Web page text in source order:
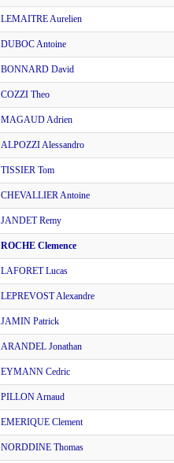
LEMAITRE Aurelien
DUBOC Antoine
BONNARD David
COZZI Theo
MAGAUD Adrien
ALPOZZI Alessandro
TISSIER Tom
CHEVALLIER Antoine
JANDET Remy
ROCHE Clemence
LAFORET Lucas
LEPREVOST Alexandre
JAMIN Patrick
ARANDEL Jonathan
EYMANN Cedric
PILLON Arnaud
EMERIQUE Clement
NORDDINE Thomas